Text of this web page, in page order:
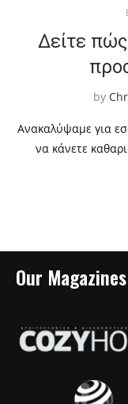
Δείτε
by
Ανακαλύψαμε για
να κάνετε
Our Magazines